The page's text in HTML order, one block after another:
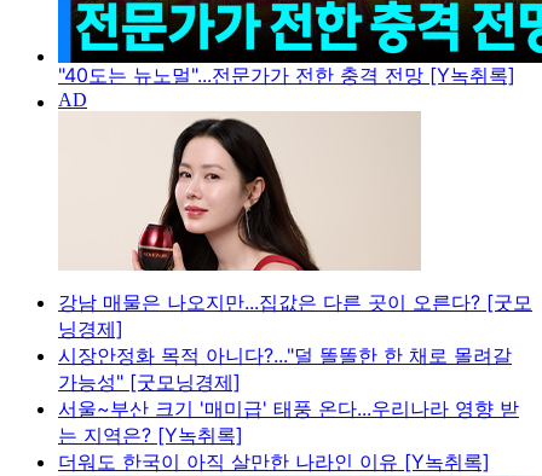
"40도는 뉴노멀"...전문가가 전한 충격 전망 [Y녹취록]
강남 매물은 나오지만...집값은 다른 곳이 오른다? [굿모
닝경제]
시장안정화 목적 아니다?..."덜 똘똘한 한 채로 몰려갈
가능성" [굿모닝경제]
서울~부산 크기 '매미급' 태풍 온다...우리나라 영향 받
는 지역은? [Y녹취록]
더워도 한국이 아직 살만한 나라인 이유 [Y녹취록]